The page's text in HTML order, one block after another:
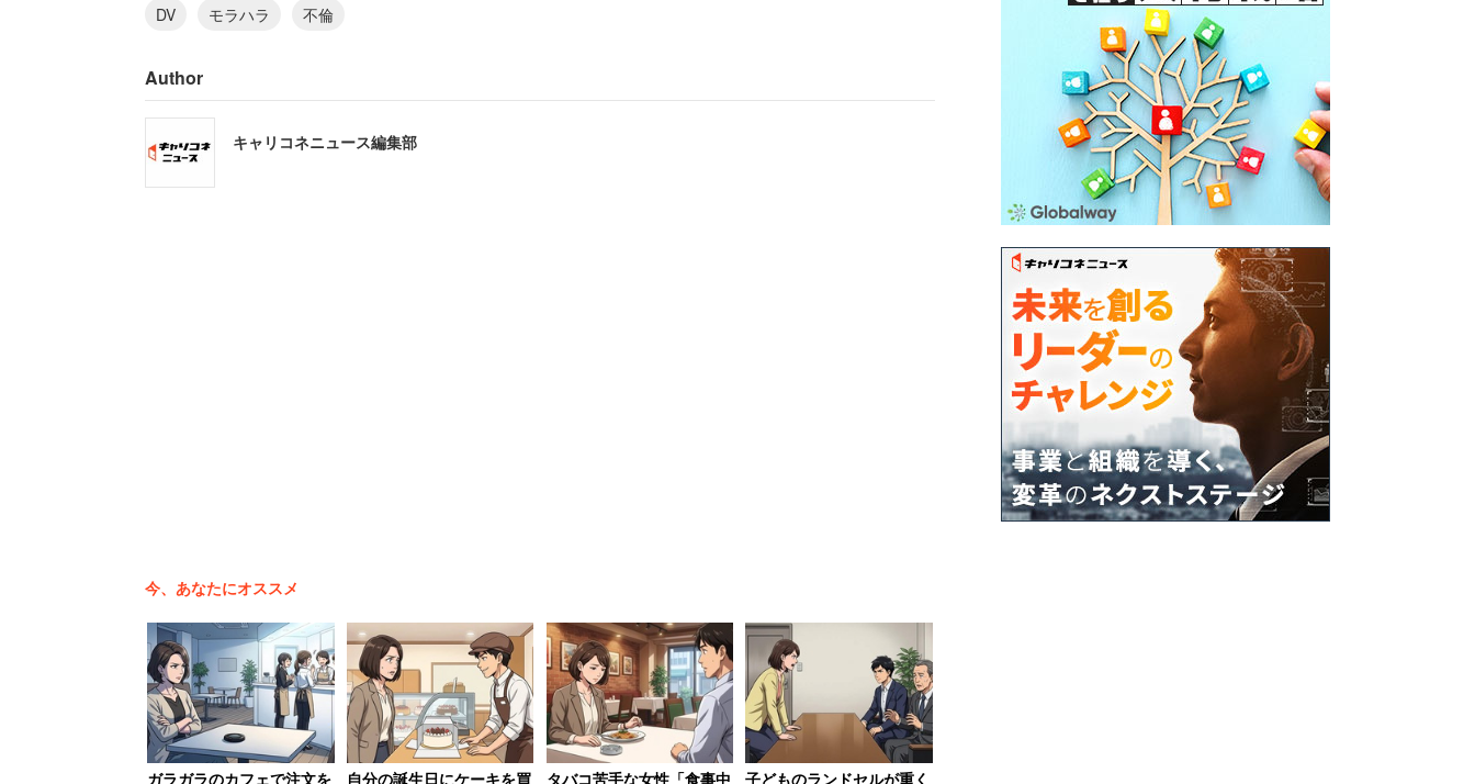
それでも夫を責めなかった。
「子どもがいるので、それでもモラハラ、女性関係に苦しみながら耐えていましたが、私へ触
れることもなくなりセックスレスは7年。それでも私は愛が冷めることはなく土下座して2人目
が欲しいと頼んだこともありました」
DV モラハラ 不倫
Author
キャリコネニュース編集部
今、あなたにオススメ
ガラガラのカフェで注文を 自分の誕生日にケーキを買 タバコ苦手な女性「食事中 子どものランドセルが重く